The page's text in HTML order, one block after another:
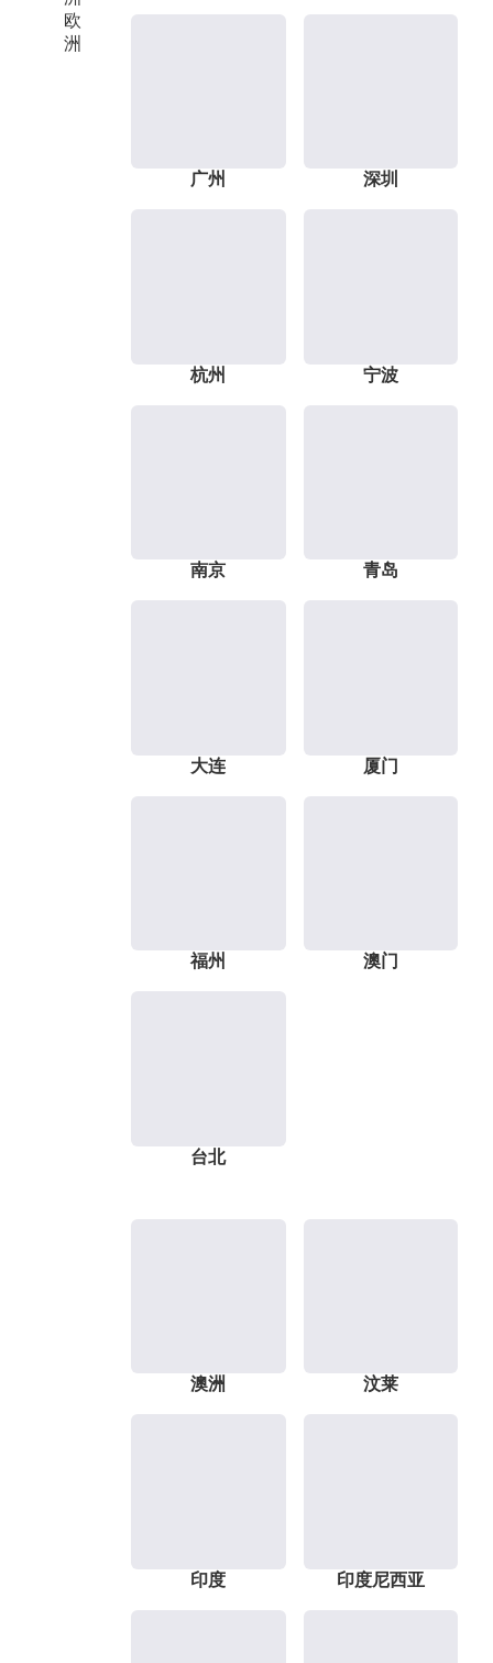
欧
洲
广州 深圳
杭州 宁波
南京 青岛
大连 厦门
福州 澳门
台北
澳洲 汶莱
印度 印度尼西亚